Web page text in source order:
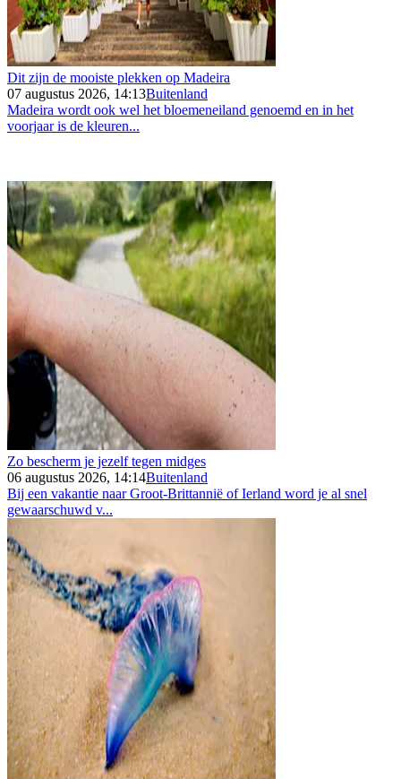
Dit zijn de mooiste plekken op Madeira
07 augustus 2026, 14:13Buitenland
Madeira wordt ook wel het bloemeneiland genoemd en in het
voorjaar is de kleuren...
Zo bescherm je jezelf tegen midges
06 augustus 2026, 14:14Buitenland
Bij een vakantie naar Groot-Brittannië of Ierland word je al snel
gewaarschuwd v...